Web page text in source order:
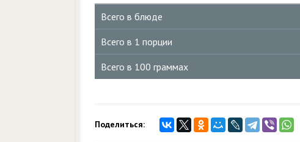
Всего в блюде
Всего в 1 порции
Всего в 100 граммах
Поделиться: